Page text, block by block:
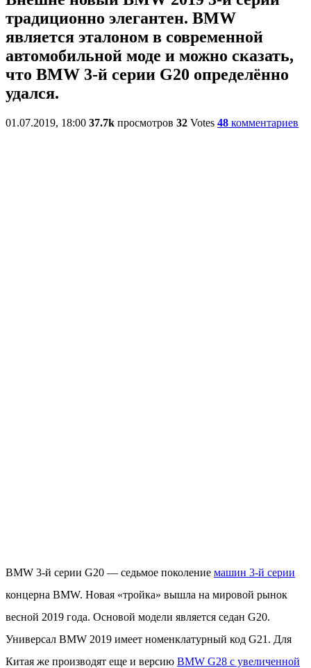
традиционно элегантен. BMW
является эталоном в современной
автомобильной моде и можно сказать,
что BMW 3-й серии G20 определённо
удался.
01.07.2019, 18:00 37.7k просмотров 32 Votes 48 комментариев
BMW 3-й серии G20 — седьмое поколение машин 3-й серии
концерна BMW. Новая «тройка» вышла на мировой рынок
весной 2019 года. Основой модели является седан G20.
Универсал BMW 2019 имеет номенклатурный код G21. Для
Китая же производят еще и версию BMW G28 с увеличенной